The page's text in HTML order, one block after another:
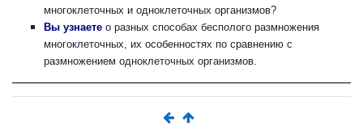
многоклеточных и одноклеточных организмов?
Вы узнаете о разных способах бесполого размножения
многоклеточных, их особенностях по сравнению с
размножением одноклеточных организмов.